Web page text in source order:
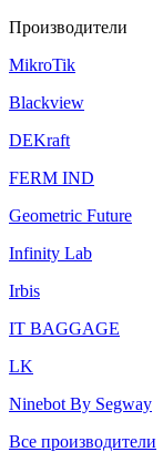
Производители
MikroTik
Blackview
DEKraft
FERM IND
Geometric Future
Infinity Lab
Irbis
IT BAGGAGE
LK
Ninebot By Segway
Все производители